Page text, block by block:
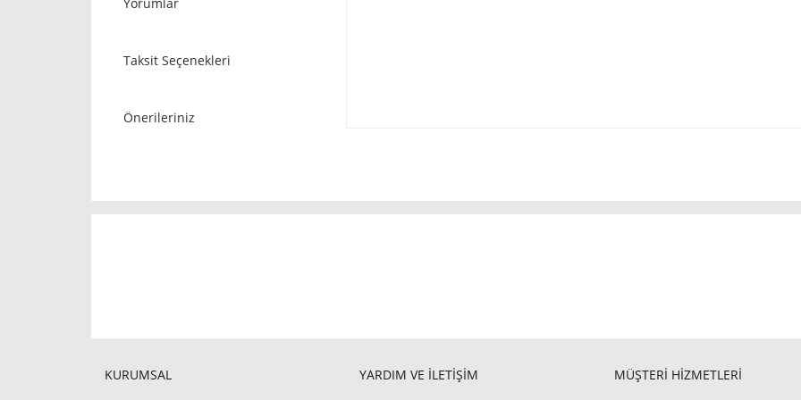
Taksit Seçenekleri
Önerileriniz
KURUMSAL YARDIM VE İLETİŞİM MÜŞTERİ HİZMETLERİ